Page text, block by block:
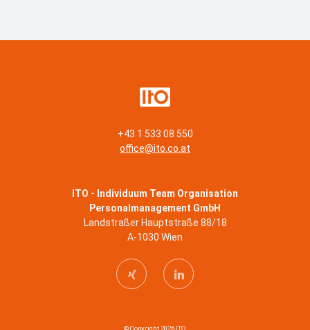
+43 1 533 08 550
office@ito.co.at
ITO - Individuum Team Organisation
Personalmanagement GmbH
Landstraßer Hauptstraße 88/18
A-1030 Wien
© Copyright 2026 ITO